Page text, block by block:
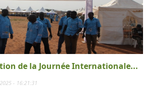
de la Journée Internationale...
- 16:21:31